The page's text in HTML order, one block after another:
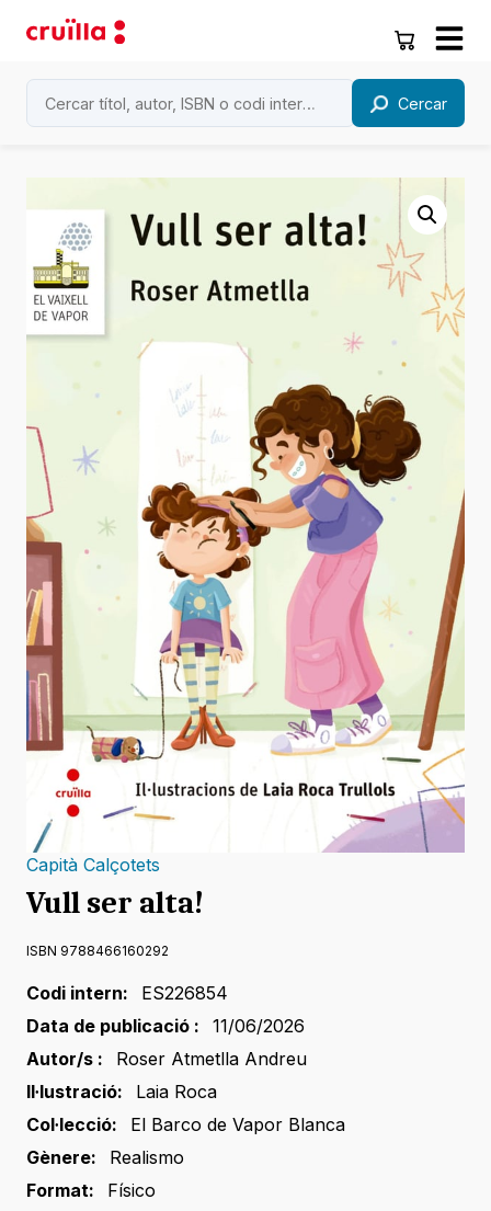
Cercar
Capità Calçotets
Vull ser alta!
ISBN 9788466160292
Codi intern:
ES226854
Data de publicació :
11/06/2026
Autor/s :
Roser Atmetlla Andreu
Il·lustració:
Laia Roca
Col·lecció:
El Barco de Vapor Blanca
Gènere:
Realismo
Format:
Físico